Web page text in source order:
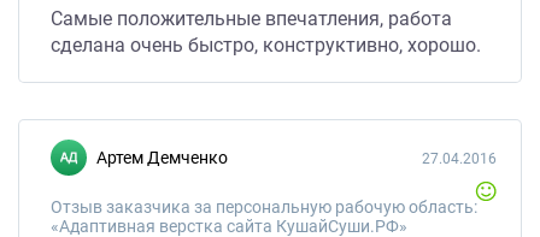
Самые положительные впечатления, работа
сделана очень быстро, конструктивно, хорошо.
Артем Демченко
Отзыв заказчика за персональную рабочую область:
«Адаптивная верстка сайта КушайСуши.РФ»
27.04.2016